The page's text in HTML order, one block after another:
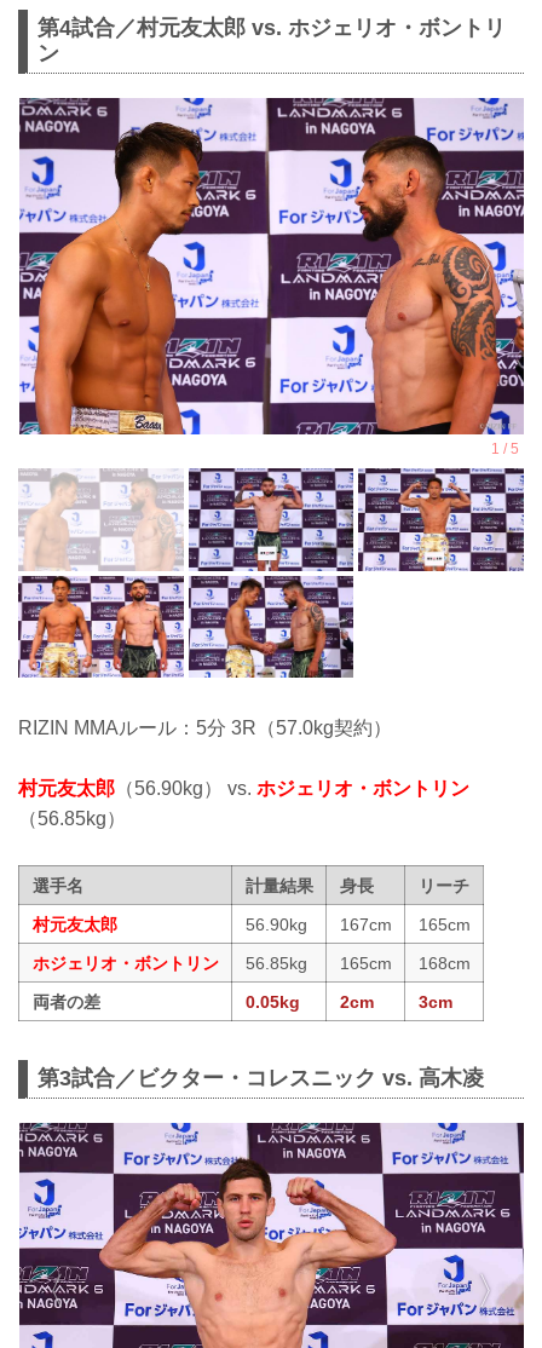
第4試合／村元友太郎 vs. ホジェリオ・ボントリ
ン
RIZIN MMAルール：5分 3R（57.0kg契約）
村元友太郎 （56.90kg） vs. ホジェリオ・ボントリン
（56.85kg）
選手名 計量結果 身長
リーチ
村元友太郎
56.90kg 167cm
165cm
ホジェリオ・ボントリン
56.85kg 165cm
168cm
両者の差
0.05kg 2cm 3cm
第3試合／ビクター・コレスニック vs. 高木凌